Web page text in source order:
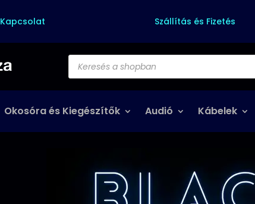
Kapcsolat Szállítás és Fizetés
Products
search
Okosóra és Kiegészítők Audió Kábelek